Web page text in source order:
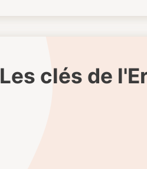
Les clés de